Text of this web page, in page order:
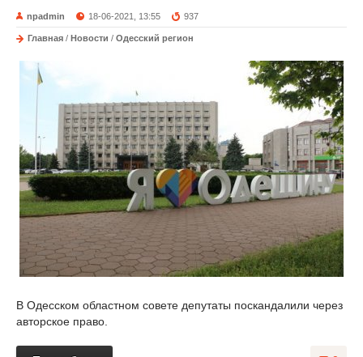
npadmin 18-06-2021, 13:55 937
Главная / Новости / Одесский регион
В Одесском областном совете депутаты поскандалили через
авторское право.